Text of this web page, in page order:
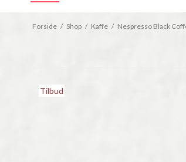
Forside / Shop / Kaffe / Nespresso Black
Tilbud